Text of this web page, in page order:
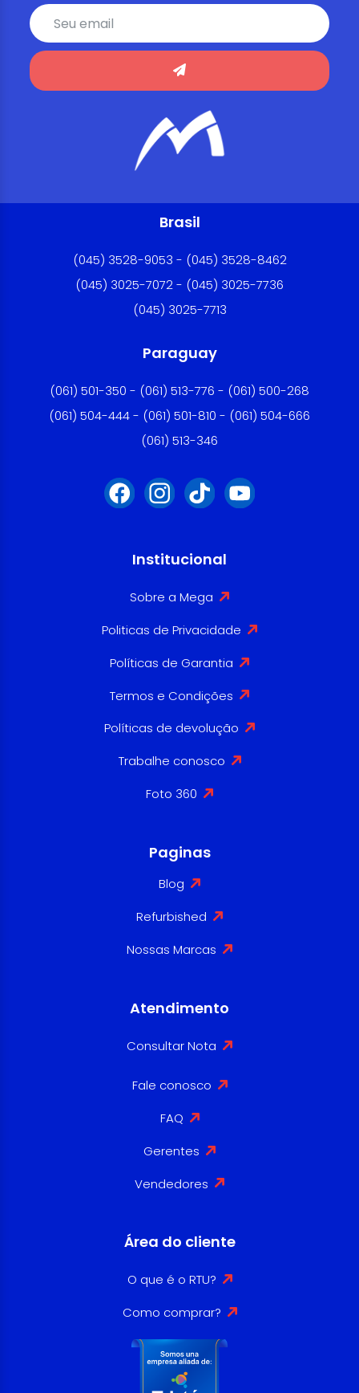
Brasil
(045) 3528-9053 - (045) 3528-8462
(045) 3025-7072 - (045) 3025-7736
(045) 3025-7713
Paraguay
(061) 501-350 - (061) 513-776 - (061) 500-268
(061) 504-444 - (061) 501-810 - (061) 504-666
(061) 513-346
Institucional
Sobre a Mega
Politicas de Privacidade
Políticas de Garantia
Termos e Condições
Políticas de devolução
Trabalhe conosco
Foto 360
Paginas
Blog
Refurbished
Nossas Marcas
Atendimento
Consultar Nota
Fale conosco
FAQ
Gerentes
Vendedores
Área do cliente
O que é o RTU?
Como comprar?